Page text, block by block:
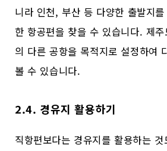
니라 인천, 부산 등 다양한 출발지
한 항공편을 찾을 수 있습니다. 제
의 다른 공항을 목적지로 설정하여
볼 수 있습니다.
2.4. 경유지 활용하기
직항편보다는 경유지를 활용하는